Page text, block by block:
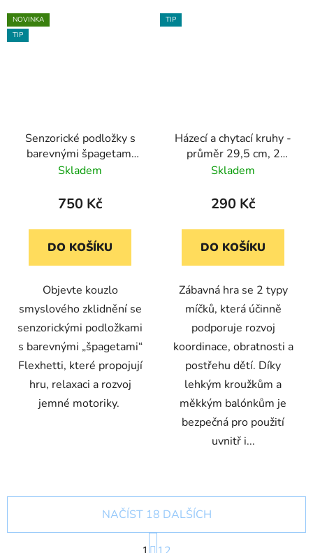
NOVINKA
TIP
Senzorické podložky s
barevnými špagetami
Flexhetti
Skladem
750 Kč
DO KOŠÍKU
Objevte kouzlo
smyslového zklidnění se
senzorickými podložkami
s barevnými „špagetami“
Flexhetti, které propojují
hru, relaxaci a rozvoj
jemné motoriky.
TIP
Házecí a chytací kruhy -
průměr 29,5 cm, 2
balónky
Skladem
290 Kč
DO KOŠÍKU
Zábavná hra se 2 typy
míčků, která účinně
podporuje rozvoj
koordinace, obratnosti a
postřehu dětí. Díky
lehkým kroužkům a
měkkým balónkům je
bezpečná pro použití
uvnitř i...
NAČÍST 18 DALŠÍCH
S